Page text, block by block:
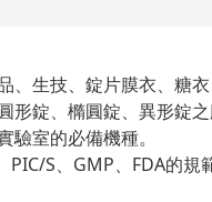
、生技、錠片膜衣、糖衣
形錠、橢圓錠、異形錠
驗室的必備機種。
PIC/S、GMP、FDA的規